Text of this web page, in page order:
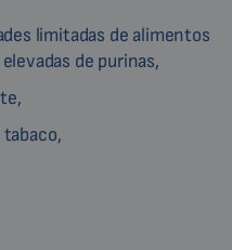
limitadas de alimentos
de purinas,